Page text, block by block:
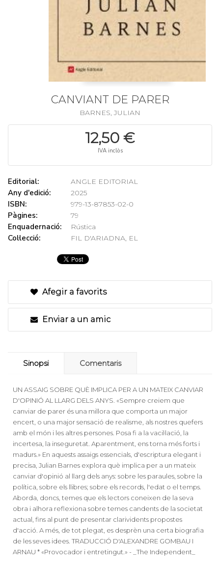
CANVIANT DE PARER
BARNES, JULIAN
12,50 €
IVA inclòs
Editorial: ANGLE EDITORIAL
Any d'edició: 2025
ISBN: 979-13-87853-02-0
Pàgines: 79
Enquadernació: Rústica
Col·lecció: FIL D'ARIADNA, EL
Afegir a favorits
Enviar a un amic
Sinopsi Comentaris
UN ASSAIG SOBRE QUÈ IMPLICA PER A UN MATEIX CANVIAR
D'OPINIÓ AL LLARG DELS ANYS. «Sempre creiem que
canviar de parer és una millora que comporta un major
encert, o una major sensació de realisme, als nostres quefers
amb el món i les altres persones. Posa fi a la vacil·lació, la
incertesa, la inseguretat. Aparentment, ens torna més forts i
madurs.» En aquests assaigs essencials, d'escriptura elegant i
precisa, Julian Barnes explora què implica per a un mateix
canviar d'opinió al llarg dels anys: sobre les paraules, sobre la
política, sobre els llibres; sobre els records, l'edat o el temps.
Aborda, doncs, temes que els lectors coneixen de la seva
obra i alhora reflexiona sobre temes candents de la societat
actual, fins al punt de presentar clarividents propostes
d'acció. A més, de tot plegat, es desprèn una certa biografia
de les seves idees. TRADUCCIÓ D'ALEXANDRE GOMBAU I
ARNAU * «Provocador i entretingut.» - _The Independent_